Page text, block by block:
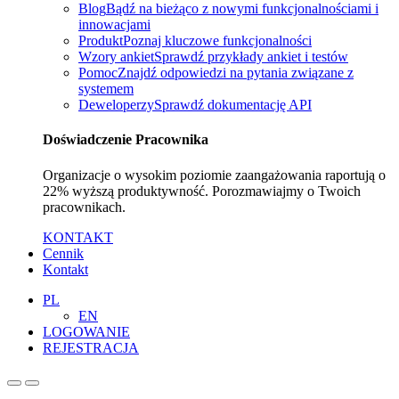
BlogBądź na bieżąco z nowymi funkcjonalnościami i
innowacjami
ProduktPoznaj kluczowe funkcjonalności
Wzory ankietSprawdź przykłady ankiet i testów
PomocZnajdź odpowiedzi na pytania związane z
systemem
DeweloperzySprawdź dokumentację API
Doświadczenie Pracownika
Organizacje o wysokim poziomie zaangażowania raportują o
22% wyższą produktywność. Porozmawiajmy o Twoich
pracownikach.
KONTAKT
Cennik
Kontakt
PL
EN
LOGOWANIE
REJESTRACJA